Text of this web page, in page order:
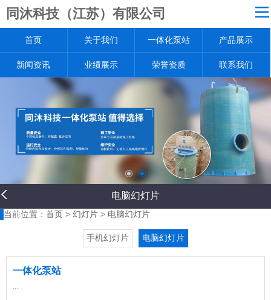
同沐科技（江苏）有限公司
网站导航
关于我们
一体化泵站
产品展示
新闻资讯
荣誉资质
首页 关于我们 一体化泵站 产品展示
新闻资讯 业绩展示 荣誉资质 联系我们
电脑幻灯片
当前位置： 首页 > 幻灯片 > 电脑幻灯片
手机幻灯片 电脑幻灯片
一体化泵站
...